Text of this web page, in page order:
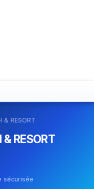
& RESORT
RESORT
sécurisée